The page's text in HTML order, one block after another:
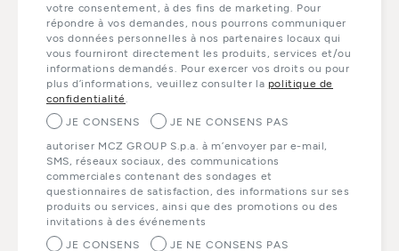
votre consentement, à des fins de marketing. Pour
répondre à vos demandes, nous pourrons communiquer
vos données personnelles à nos partenaires locaux qui
vous fourniront directement les produits, services et/ou
informations demandés. Pour exercer vos droits ou pour
plus d’informations, veuillez consulter la politique de
confidentialité
JE CONSENS
JE NE CONSENS PAS
autoriser MCZ GROUP S.p.a. à m’envoyer par e-mail,
SMS, réseaux sociaux, des communications
commerciales contenant des sondages et
questionnaires de satisfaction, des informations sur ses
produits ou services, ainsi que des promotions ou des
invitations à des événements
JE CONSENS
JE NE CONSENS PAS